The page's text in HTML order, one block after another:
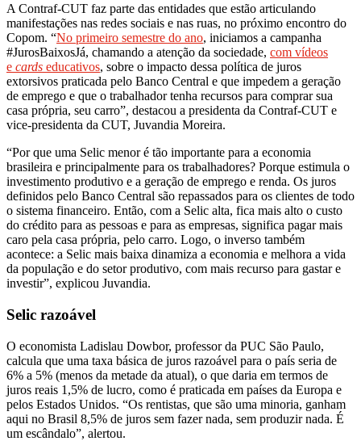
A Contraf-CUT faz parte das entidades que estão articulando
manifestações nas redes sociais e nas ruas, no próximo encontro do
Copom. “No primeiro semestre do ano, iniciamos a campanha
#JurosBaixosJá, chamando a atenção da sociedade, com vídeos
e cards educativos, sobre o impacto dessa política de juros
extorsivos praticada pelo Banco Central e que impedem a geração
de emprego e que o trabalhador tenha recursos para comprar sua
casa própria, seu carro”, destacou a presidenta da Contraf-CUT e
vice-presidenta da CUT, Juvandia Moreira.
“Por que uma Selic menor é tão importante para a economia
brasileira e principalmente para os trabalhadores? Porque estimula o
investimento produtivo e a geração de emprego e renda. Os juros
definidos pelo Banco Central são repassados para os clientes de todo
o sistema financeiro. Então, com a Selic alta, fica mais alto o custo
do crédito para as pessoas e para as empresas, significa pagar mais
caro pela casa própria, pelo carro. Logo, o inverso também
acontece: a Selic mais baixa dinamiza a economia e melhora a vida
da população e do setor produtivo, com mais recurso para gastar e
investir”, explicou Juvandia.
Selic razoável
O economista Ladislau Dowbor, professor da PUC São Paulo,
calcula que uma taxa básica de juros razoável para o país seria de
6% a 5% (menos da metade da atual), o que daria em termos de
juros reais 1,5% de lucro, como é praticada em países da Europa e
pelos Estados Unidos. “Os rentistas, que são uma minoria, ganham
aqui no Brasil 8,5% de juros sem fazer nada, sem produzir nada. É
um escândalo”, alertou.